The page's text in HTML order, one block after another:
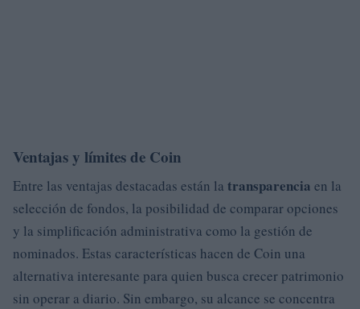
Ventajas y límites de Coin
Entre las ventajas destacadas están la transparencia en la
selección de fondos, la posibilidad de comparar opciones
y la simplificación administrativa como la gestión de
nominados. Estas características hacen de Coin una
alternativa interesante para quien busca crecer patrimonio
sin operar a diario. Sin embargo, su alcance se concentra